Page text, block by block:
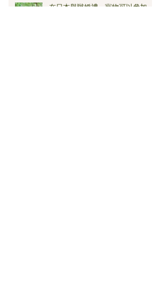
在日本舉辦婚禮，寵物可以參加